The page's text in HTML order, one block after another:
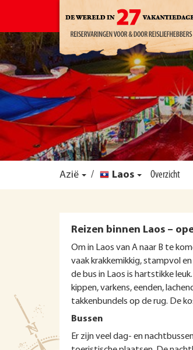
Azië / Laos Overzicht
Reizen binnen Laos –
Om in Laos van A naar B te
vaak krakkemikkig, stampvol
de bus in Laos is hartstikke
kippen, varkens, eenden,
takkenbundels op de rug. De
Bussen
Er zijn veel dag- en